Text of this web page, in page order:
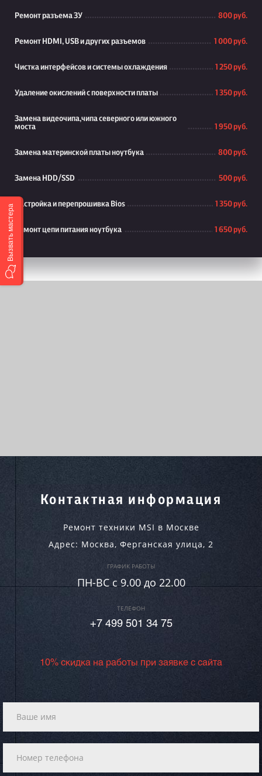
Ремонт разъема ЗУ 800 руб.
Ремонт HDMI, USB и других разъемов 1 000 руб.
Чистка интерфейсов и системы охлаждения 1 250 руб.
Удаление окислений с поверхности платы 1 350 руб.
Замена видеочипа,чипа северного или южного
моста
1 950 руб.
Замена материнской платы ноутбука 800 руб.
Замена HDD/SSD 500 руб.
Настройка и перепрошивка Bios 1 350 руб.
Ремонт цепи питания ноутбука 1 650 руб.
Контактная информация
Ремонт техники MSI в Москве
Адрес: Москва, Ферганская улица, 2
ГРАФИК РАБОТЫ
ПН-ВC c 9.00 до 22.00
ТЕЛЕФОН
+7 499 501 34 75
10% скидка на работы при заявке с сайта
Вызвать мастера